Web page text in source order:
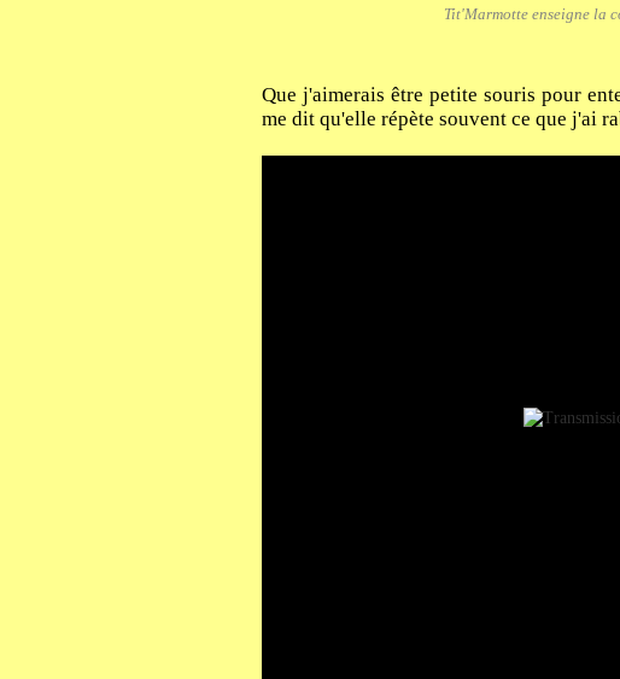
Tit'Marmotte enseigne la
Que j'aimerais être petite souris pour
me dit qu'elle répète souvent ce que j'ai